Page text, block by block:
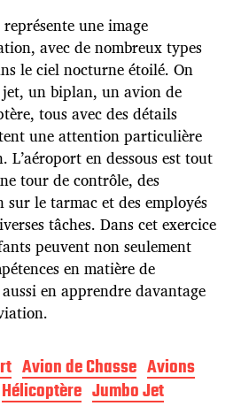
une image
avec de nombreux types
le ciel nocturne étoilé. On
un biplan, un avion de
tous avec des détails
une attention particulière
en dessous est tout
tour de contrôle, des
sur le tarmac et des employés
tâches. Dans cet exercice
peuvent non seulement
en matière de
en apprendre davantage
Avion de Chasse Avions
Hélicoptère Jumbo Jet